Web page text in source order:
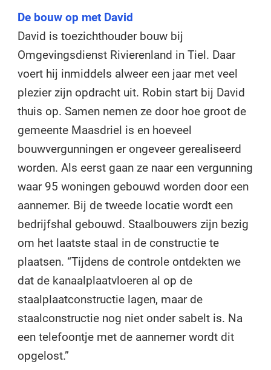
De bouw op met David
David is toezichthouder bouw bij
Omgevingsdienst Rivierenland in Tiel. Daar
voert hij inmiddels alweer een jaar met veel
plezier zijn opdracht uit. Robin start bij David
thuis op. Samen nemen ze door hoe groot de
gemeente Maasdriel is en hoeveel
bouwvergunningen er ongeveer gerealiseerd
worden. Als eerst gaan ze naar een vergunning
waar 95 woningen gebouwd worden door een
aannemer. Bij de tweede locatie wordt een
bedrijfshal gebouwd. Staalbouwers zijn bezig
om het laatste staal in de constructie te
plaatsen. “Tijdens de controle ontdekten we
dat de kanaalplaatvloeren al op de
staalplaatconstructie lagen, maar de
staalconstructie nog niet onder sabelt is. Na
een telefoontje met de aannemer wordt dit
opgelost.”